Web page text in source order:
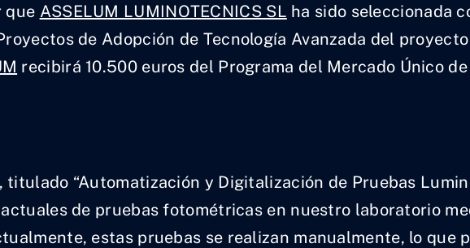
que ASSELUM LUMINOTECNICS SL ha sido seleccionada
de Adopción de Tecnología Avanzada del proyecto
recibirá 10.500 euros del Programa del Mercado Único
, titulado “Automatización y Digitalización de Pruebas
de pruebas fotométricas en nuestro laboratorio
estas pruebas se realizan manualmente, lo que